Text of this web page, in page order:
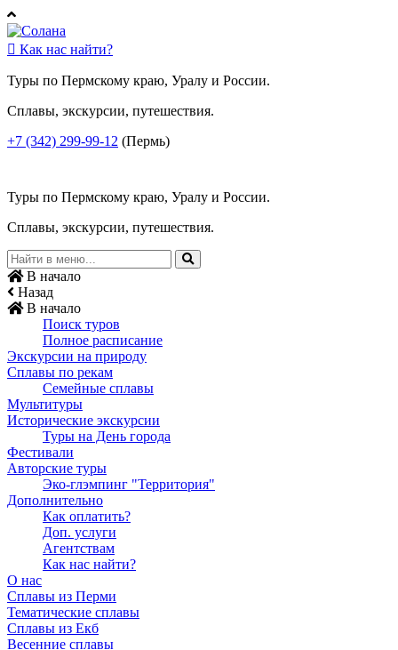
 Как нас найти?
Туры по Пермскому краю, Уралу и России.
Сплавы, экскурсии, путешествия.
+7 (342) 299-99-12 (Пермь)
Туры по Пермскому краю, Уралу и России.
Сплавы, экскурсии, путешествия.
В начало
Назад
В начало
Поиск туров
Полное расписание
Экскурсии на природу
Сплавы по рекам
Семейные сплавы
Мультитуры
Исторические экскурсии
Туры на День города
Фестивали
Авторские туры
Эко-глэмпинг "Территория"
Дополнительно
Как оплатить?
Доп. услуги
Агентствам
Как нас найти?
О нас
Сплавы из Перми
Тематические сплавы
Сплавы из Екб
Весенние сплавы